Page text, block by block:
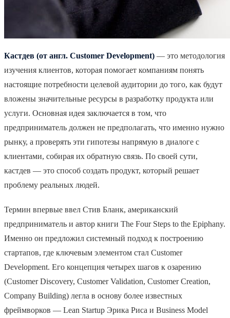
Кастдев (от англ. Customer Development) — это методология
изучения клиентов, которая помогает компаниям понять
настоящие потребности целевой аудитории до того, как будут
вложены значительные ресурсы в разработку продукта или
услуги. Основная идея заключается в том, что
предприниматель должен не предполагать, что именно нужно
рынку, а проверять эти гипотезы напрямую в диалоге с
клиентами, собирая их обратную связь. По своей сути,
кастдев — это способ создать продукт, который решает
проблему реальных людей.
Термин впервые ввел Стив Бланк, американский
предприниматель и автор книги The Four Steps to the Epiphany.
Именно он предложил системный подход к построению
стартапов, где ключевым элементом стал Customer
Development. Его концепция четырех шагов к озарению
(Customer Discovery, Customer Validation, Customer Creation,
Company Building) легла в основу более известных
фреймворков — Lean Startup Эрика Риса и Business Model